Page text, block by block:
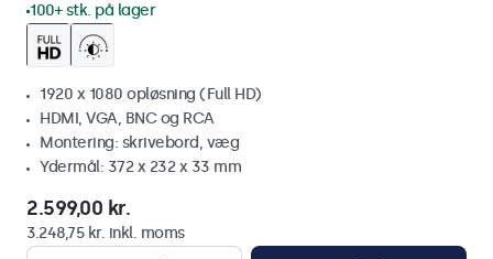
100+ stk. på lager
1920 x 1080 opløsning (Full HD)
HDMI, VGA, BNC og RCA
Montering: skrivebord, væg
Ydermål: 372 x 232 x 33 mm
2.599,00 kr.
3.248,75 kr. inkl. moms